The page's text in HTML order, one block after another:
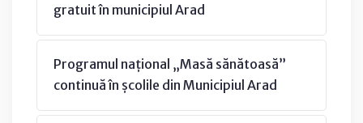
gratuit în municipiul Arad
Programul național „Masă sănătoasă”
continuă în școlile din Municipiul Arad